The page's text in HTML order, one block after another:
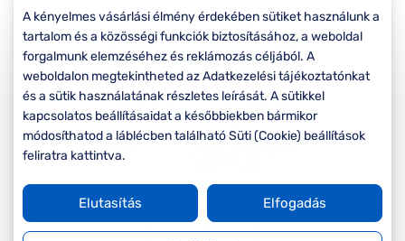
minden
szemüvegekre
Seen Belépőár
ajánlat
A kényelmes vásárlási élmény érdekében sütiket használunk a
tartalom és a közösségi funkciók biztosításához, a weboldal
forgalmunk elemzéséhez és reklámozás céljából. A
weboldalon megtekintheted az Adatkezelési tájékoztatónkat
és a sütik használatának részletes leírását. A sütikkel
kapcsolatos beállításaidat a későbbiekben bármikor
módosíthatod a láblécben található Süti (Cookie) beállítások
feliratra kattintva.
Elutasítás Elfogadás